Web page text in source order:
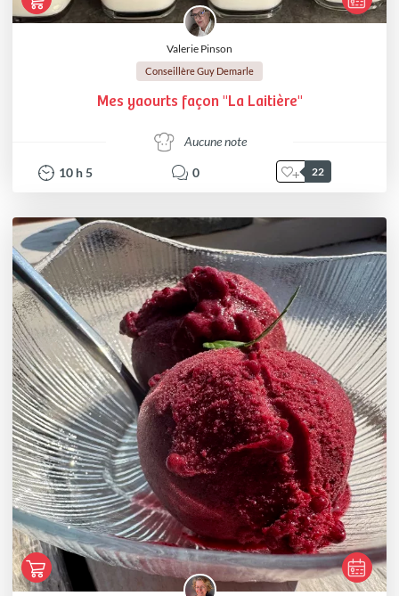
Valerie Pinson
Conseillère Guy Demarle
Mes yaourts façon "La Laitière"
Aucune note
10 h5 0 22